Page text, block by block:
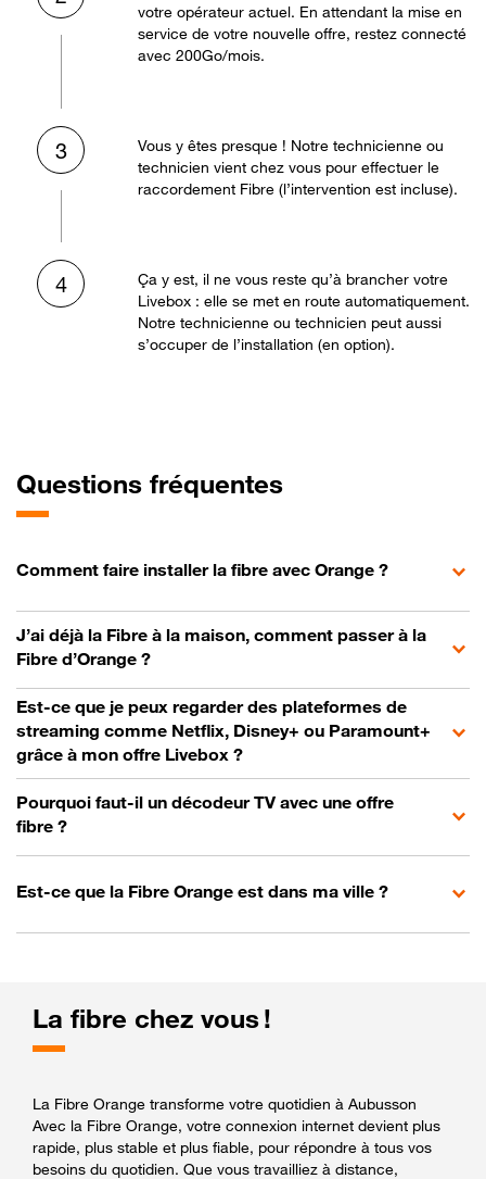
votre opérateur actuel. En attendant la mise en
service de votre nouvelle offre, restez connecté
avec 200Go/mois.
3
Vous y êtes presque ! Notre technicienne ou
technicien vient chez vous pour effectuer le
raccordement Fibre (l’intervention est incluse).
4
Ça y est, il ne vous reste qu’à brancher votre
Livebox : elle se met en route automatiquement.
Notre technicienne ou technicien peut aussi
s’occuper de l’installation (en option).
Questions fréquentes
Comment faire installer la fibre avec Orange ?
J’ai déjà la Fibre à la maison, comment passer à la
Fibre d’Orange ?
Est-ce que je peux regarder des plateformes de
streaming comme Netflix, Disney+ ou Paramount+
grâce à mon offre Livebox ?
Pourquoi faut-il un décodeur TV avec une offre
fibre ?
Est-ce que la Fibre Orange est dans ma ville ?
La fibre chez vous !
La Fibre Orange transforme votre quotidien à Aubusson
Avec la Fibre Orange, votre connexion internet devient plus
rapide, plus stable et plus fiable, pour répondre à tous vos
besoins du quotidien. Que vous travailliez à distance,